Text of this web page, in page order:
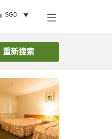
SGD
重新搜索
搜索客房